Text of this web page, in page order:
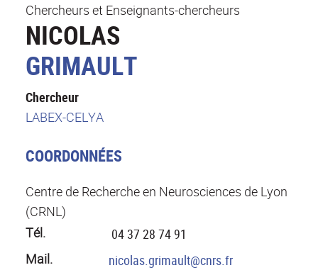
Chercheurs et Enseignants-chercheurs
NICOLAS
GRIMAULT
Chercheur
LABEX-CELYA
COORDONNÉES
Centre de Recherche en Neurosciences de Lyon
(CRNL)
Tél.
04 37 28 74 91
Mail.
nicolas.grimault@cnrs.fr